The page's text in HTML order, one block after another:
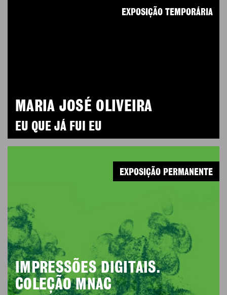
MARIA JOSÉ OLIVEIRA
EU QUE JÁ FUI EU
EXPOSIÇÃO TEMPORÁRIA
IMPRESSÕES DIGITAIS.
COLEÇÃO MNAC
EXPOSIÇÃO PERMANENTE